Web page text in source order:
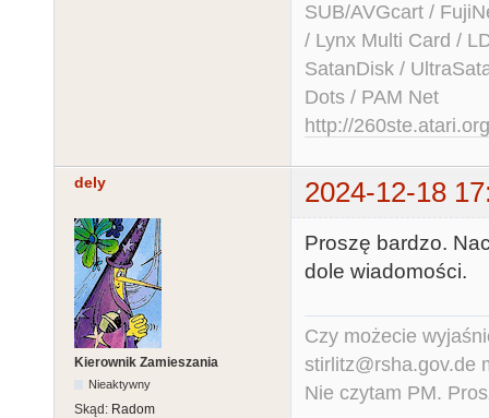
SUB/AVGcart /
/ Lynx Multi Card /
SatanDisk /
Dots / PAM Net
http://260ste.atari.org
dely 2024-12-18
Kierownik Zamieszania
Nieaktywny
Skąd: Radom
Proszę bardzo.
dole wiadomości.
Czy możecie
stirlitz@rsha.gov.de
Nie czytam PM.